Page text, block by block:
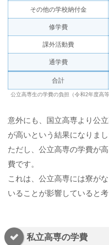
その他の学校納付金
修学費
課外活動費
通学費
合計
公立高専生の学費の負担（令和2年度高
意外にも、国立高専より公
が高いという結果になりまし
ただし、公立高専の学費が
費です。
これは、公立高専には寮が
いることが影響していると考
私立高専の学費